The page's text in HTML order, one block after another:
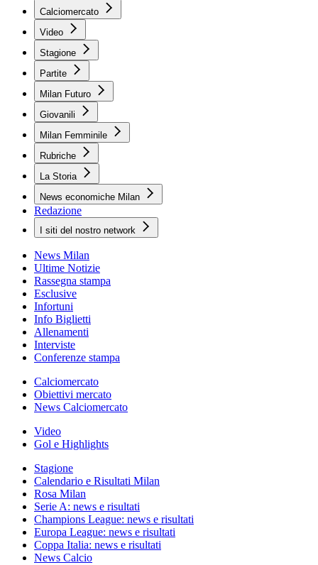
Calciomercato
Video
Stagione
Partite
Milan Futuro
Giovanili
Milan Femminile
Rubriche
La Storia
News economiche Milan
Redazione
I siti del nostro network
News Milan
Ultime Notizie
Rassegna stampa
Esclusive
Infortuni
Info Biglietti
Allenamenti
Interviste
Conferenze stampa
Calciomercato
Obiettivi mercato
News Calciomercato
Video
Gol e Highlights
Stagione
Calendario e Risultati Milan
Rosa Milan
Serie A: news e risultati
Champions League: news e risultati
Europa League: news e risultati
Coppa Italia: news e risultati
News Calcio